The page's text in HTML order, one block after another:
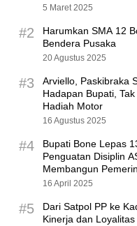
5 Maret 2025
#2
Harumkan SMA 12
Bendera Pusaka
20 Agustus 2025
#3
Arviello, Paskibraka
Hadapan Bupati,
Hadiah Motor
16 Agustus 2025
#4
Bupati Bone Lepas
Penguatan Disiplin
Membangun
16 April 2025
#5
Dari Satpol PP ke
Kinerja dan